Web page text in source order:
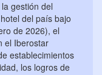
gestión del
del país bajo
de 2026), el
el Iberostar
establecimientos
los logros de